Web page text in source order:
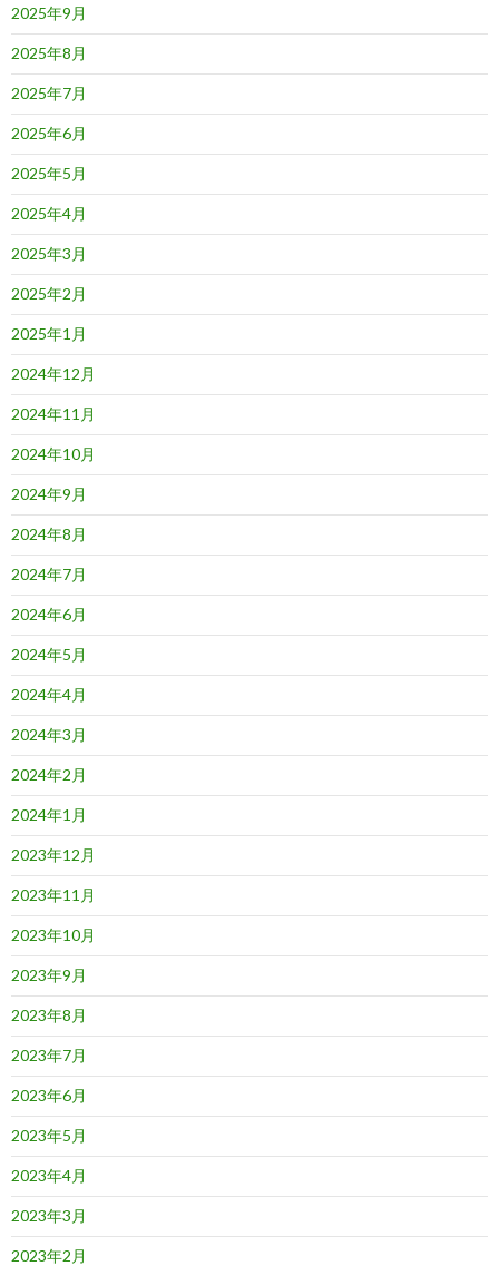
2025年9月
2025年8月
2025年7月
2025年6月
2025年5月
2025年4月
2025年3月
2025年2月
2025年1月
2024年12月
2024年11月
2024年10月
2024年9月
2024年8月
2024年7月
2024年6月
2024年5月
2024年4月
2024年3月
2024年2月
2024年1月
2023年12月
2023年11月
2023年10月
2023年9月
2023年8月
2023年7月
2023年6月
2023年5月
2023年4月
2023年3月
2023年2月